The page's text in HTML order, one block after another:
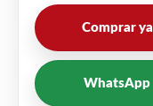
Comprar ya
WhatsApp